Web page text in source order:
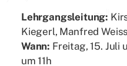
Lehrgangsleitung:
Kiegerl, Manfred
Wann: Freitag, 15. Juli
um 11h